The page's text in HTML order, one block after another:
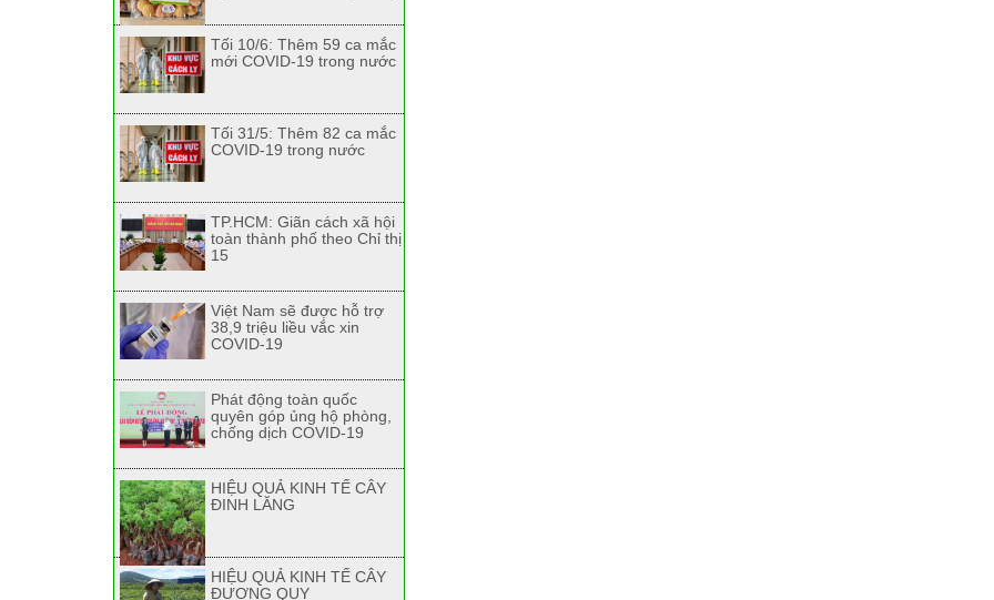
Tối 10/6: Thêm 59 ca mắc
mới COVID-19 trong nước
Tối 31/5: Thêm 82 ca mắc
COVID-19 trong nước
TP.HCM: Giãn cách xã hội
toàn thành phố theo Chỉ thị
15
Việt Nam sẽ được hỗ trợ
38,9 triệu liều vắc xin
COVID-19
Phát động toàn quốc
quyên góp ủng hộ phòng,
chống dịch COVID-19
HIỆU QUẢ KINH TẾ CÂY
ĐINH LĂNG
HIỆU QUẢ KINH TẾ CÂY
ĐƯƠNG QUY